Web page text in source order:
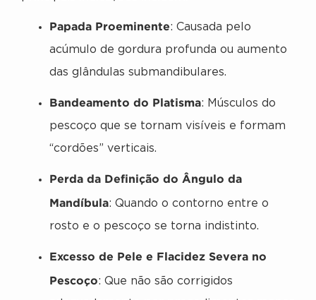
Papada Proeminente: Causada pelo
acúmulo de gordura profunda ou aumento
das glândulas submandibulares.
Bandeamento do Platisma: Músculos do
pescoço que se tornam visíveis e formam
“cordões” verticais.
Perda da Definição do Ângulo da
Mandíbula: Quando o contorno entre o
rosto e o pescoço se torna indistinto.
Excesso de Pele e Flacidez Severa no
Pescoço: Que não são corrigidos